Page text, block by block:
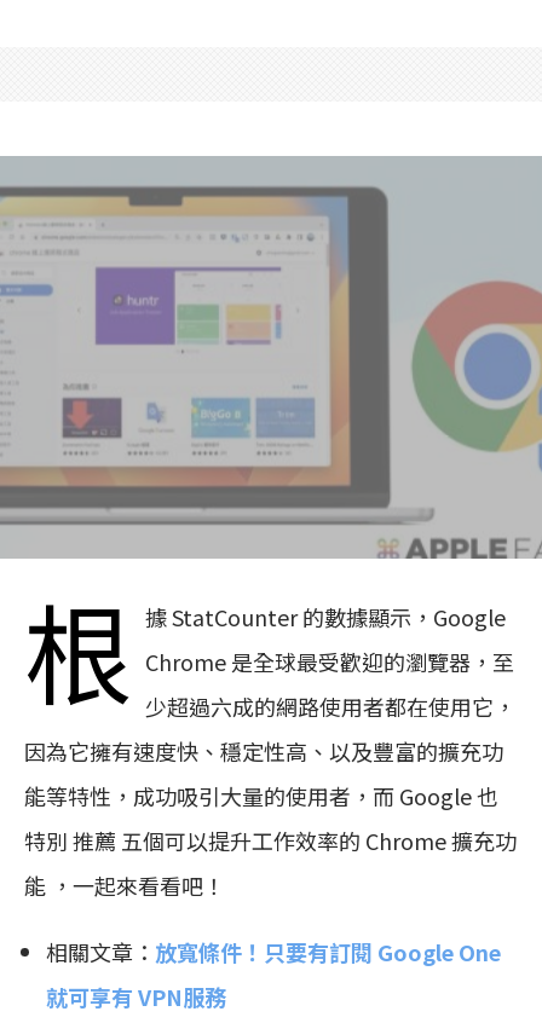
五個 Google 官方推薦
的 Chrome 擴充功能
APPLEFANS 蘋果迷 24 3 月, 2023
根
據 StatCounter 的數據顯示，Google
Chrome 是全球最受歡迎的瀏覽器，至
少超過六成的網路使用者都在使用它，
因為它擁有速度快、穩定性高、以及豐富的擴充功
能等特性，成功吸引大量的使用者，而 Google 也
特別 推薦 五個可以提升工作效率的 Chrome 擴充功
能 ，一起來看看吧！
相關文章： 放寬條件！只要有訂閱 Google One
就可享有 VPN服務